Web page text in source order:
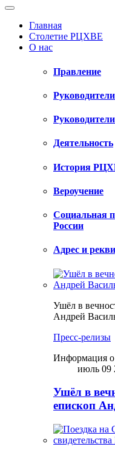
Главная
Столетие РЦХВЕ
О нас
Правление
Деятельность
История
Вероучение
Социальная
России
Адрес и
Ушёл в
Андрей
Пресс-релизы
Информация о
июль 09
Ушёл в
епископ